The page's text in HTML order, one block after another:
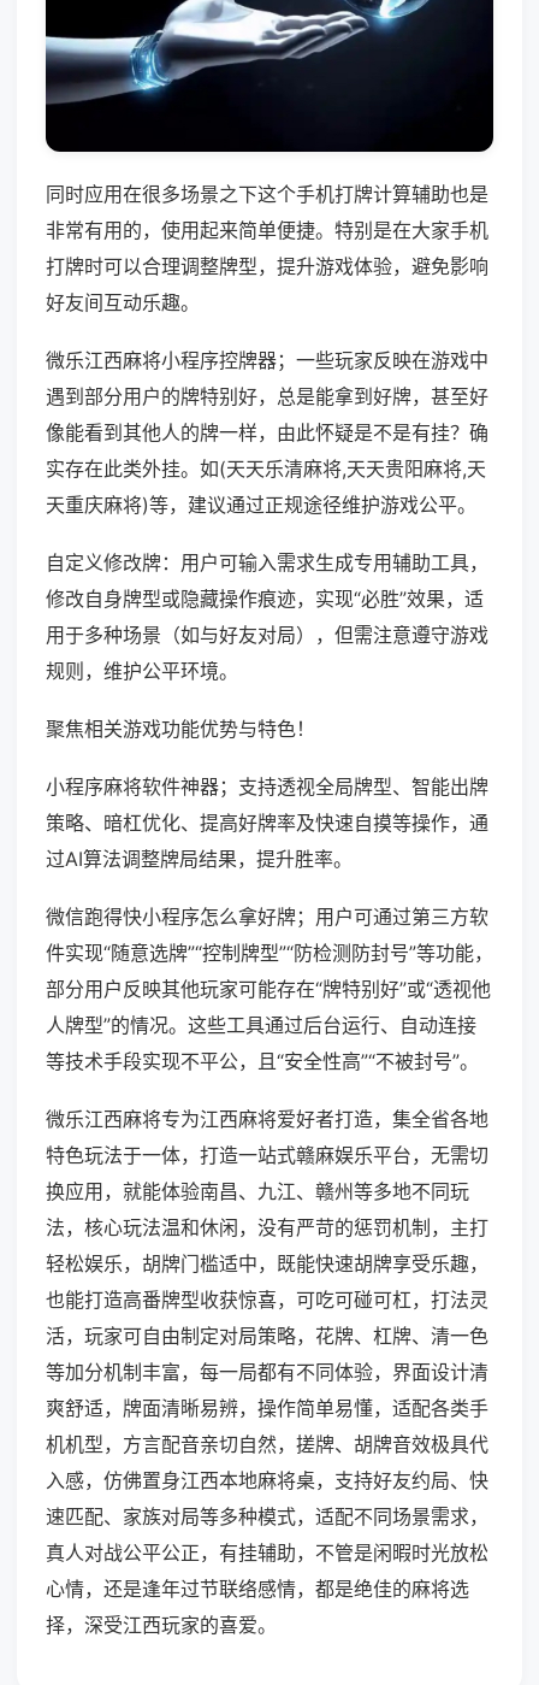
同时应用在很多场景之下这个手机打牌计算辅助也是
非常有用的，使用起来简单便捷。特别是在大家手机
打牌时可以合理调整牌型，提升游戏体验，避免影响
好友间互动乐趣。
微乐江西麻将小程序控牌器；一些玩家反映在游戏中
遇到部分用户的牌特别好，总是能拿到好牌，甚至好
像能看到其他人的牌一样，由此怀疑是不是有挂？确
实存在此类外挂。如(天天乐清麻将,天天贵阳麻将,天
天重庆麻将)等，建议通过正规途径维护游戏公平。
自定义修改牌：用户可输入需求生成专用辅助工具，
修改自身牌型或隐藏操作痕迹，实现“必胜”效果，适
用于多种场景（如与好友对局），但需注意遵守游戏
规则，维护公平环境。
聚焦相关游戏功能优势与特色！
小程序麻将软件神器；支持透视全局牌型、智能出牌
策略、暗杠优化、提高好牌率及快速自摸等操作，通
过AI算法调整牌局结果，提升胜率。
微信跑得快小程序怎么拿好牌；用户可通过第三方软
件实现“随意选牌”“控制牌型”“防检测防封号”等功能，
部分用户反映其他玩家可能存在“牌特别好”或“透视他
人牌型”的情况。这些工具通过后台运行、自动连接
等技术手段实现不平公，且“安全性高”“不被封号”。
微乐江西麻将专为江西麻将爱好者打造，集全省各地
特色玩法于一体，打造一站式赣麻娱乐平台，无需切
换应用，就能体验南昌、九江、赣州等多地不同玩
法，核心玩法温和休闲，没有严苛的惩罚机制，主打
轻松娱乐，胡牌门槛适中，既能快速胡牌享受乐趣，
也能打造高番牌型收获惊喜，可吃可碰可杠，打法灵
活，玩家可自由制定对局策略，花牌、杠牌、清一色
等加分机制丰富，每一局都有不同体验，界面设计清
爽舒适，牌面清晰易辨，操作简单易懂，适配各类手
机机型，方言配音亲切自然，搓牌、胡牌音效极具代
入感，仿佛置身江西本地麻将桌，支持好友约局、快
速匹配、家族对局等多种模式，适配不同场景需求，
真人对战公平公正，有挂辅助，不管是闲暇时光放松
心情，还是逢年过节联络感情，都是绝佳的麻将选
择，深受江西玩家的喜爱。